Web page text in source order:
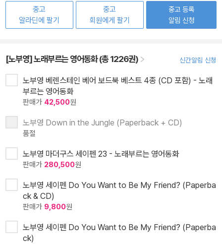
중고
알라딘에 팔기
중고
회원에게 팔기
중고 등록
알림 신청
[노부영] 노래부르는 영어동화 (총 1226권) 신간알림 신청
노부영 베렌스테인 베어 보드북 베스트 4종 (CD 포함) - 노래
부르는 영어동화
판매가 42,500원
노부영 Down in the Jungle (Paperback + CD)
품절
노부영 마더구스 세이펜 23 - 노래부르는 영어동화
판매가 280,500원
노부영 세이펜 Do You Want to Be My Friend? (Paperba
ck & CD)
판매가 9,800원
노부영 세이펜 Do You Want to Be My Friend? (Paperba
ck)